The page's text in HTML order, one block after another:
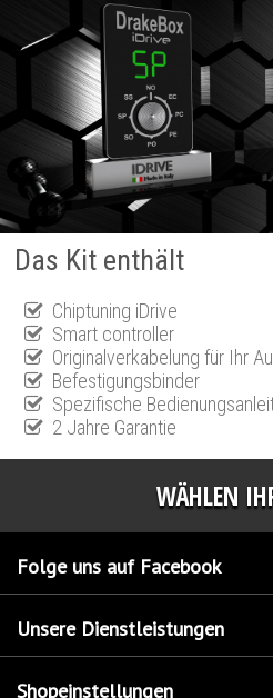
Das Kit enthält
Chiptuning iDrive
Smart controller
Originalverkabelung für Ihr
Befestigungsbinder
Spezifische
2 Jahre Garantie
WÄHLEN
Folge uns auf Facebook
Unsere Dienstleistungen
Shopeinstellungen